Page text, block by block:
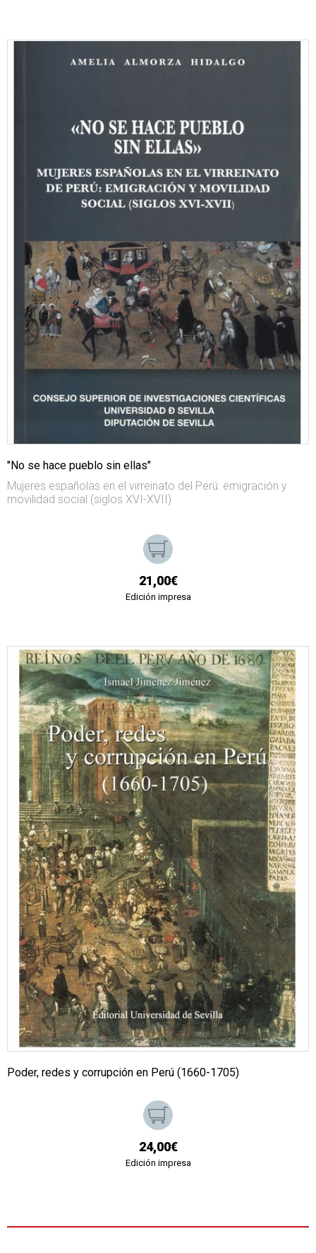
"No se hace pueblo sin ellas"
Mujeres españolas en el virreinato del Perú: emigración y
movilidad social (siglos XVI-XVII)
21,00€
Edición impresa
Poder, redes y corrupción en Perú (1660-1705)
24,00€
Edición impresa